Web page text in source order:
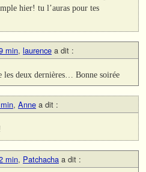
hier! tu l’auras pour tes
min, laurence a dit :
les deux dernières… Bonne soirée
, Anne a dit :
min, Patchacha a dit :